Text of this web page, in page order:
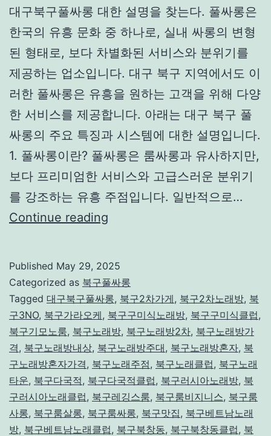
대구북구풀싸롱 대한 설명을 찾는다. 풀싸롱은
한국의 유흥 문화 중 하나로, 실내 싸롱의 변형
된 형태로, 보다 차별화된 서비스와 분위기를
제공하는 업소입니다. 대구 북구 지역에서도 이
러한 풀싸롱은 유흥을 원하는 고객을 위해 다양
한 서비스를 제공합니다. 아래는 대구 북구 풀
싸롱의 주요 특징과 시스템에 대한 설명입니다.
1. 풀싸롱이란? 풀싸롱은 룸싸롱과 유사하지만,
보다 프리미엄한 서비스와 고급스러운 분위기
를 강조하는 유흥 주점입니다. 일반적으로…
Continue reading
구
풀
싸
롱
Published May 29, 2025
Categorized as 북구풀싸롱
Tagged 대구북구풀싸롱, 북구2차가게, 북구2차노래방, 북
구3NO, 북구가라오케, 북구구미식노래방, 북구구미식클럽,
북구기모노룸, 북구노래방, 북구노래방2차, 북구노래방가
격, 북구노래방내상, 북구노래방주대, 북구노래방혼자, 북
구노래방혼자가격, 북구노래주점, 북구노래클럽, 북구노래
타운, 북구다국적, 북구다국적클럽, 북구러시아노래방, 북
구러시아노래클럽, 북구레깅스룸, 북구룸비지니스, 북구룸
사롱, 북구룸살롱, 북구룸싸롱, 북구맛집, 북구베트남노래
방, 북구베트남노래클럽, 북구북창동, 북구북창동클럽, 북